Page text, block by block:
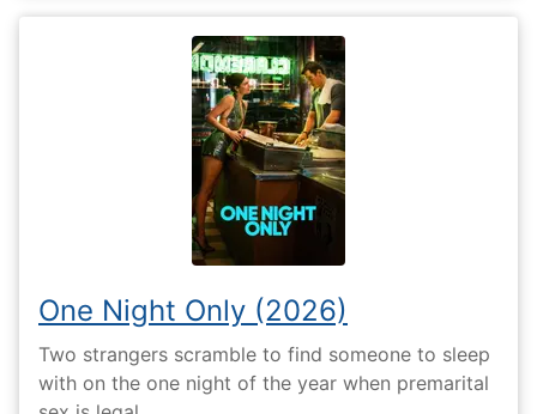
One Night Only (2026)
Two strangers scramble to find someone to sleep
with on the one night of the year when premarital